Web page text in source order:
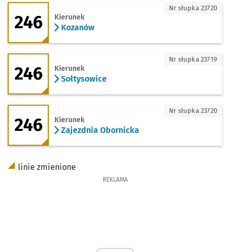
246 - kierunek Kozanów
246 Kierunek
Kozanów
Nr słupka 23720
246 - kierunek Sołtysowice
246 Kierunek
Sołtysowice
Nr słupka 23719
246 - kierunek Zajezdnia Obornicka
246 Kierunek
Zajezdnia Obornicka
Nr słupka 23720
linie zmienione
REKLAMA